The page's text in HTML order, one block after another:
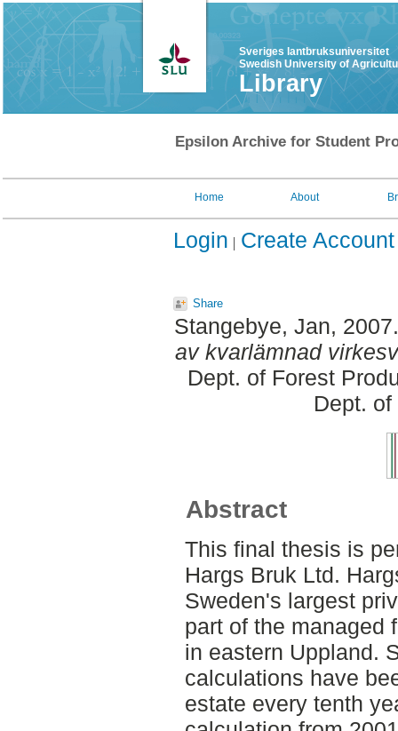
Sveriges lantbruksuniversitet
Swedish University of
Library
Epsilon Archive for Student
Home About
Login Create Account
Share
Stangebye, Jan,
av kvarlämnad
Dept. of Forest
Dept.
Abstract
This final thesis is
Hargs Bruk Ltd.
Sweden's largest
part of the managed
in eastern Uppland.
calculations have
estate every tenth